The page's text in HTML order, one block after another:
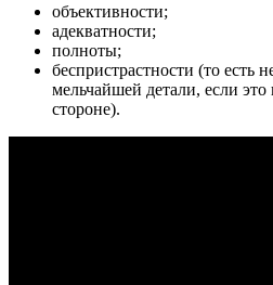
объективности;
адекватности;
полноты;
беспристрастности (то есть
мельчайшей детали, если
стороне).